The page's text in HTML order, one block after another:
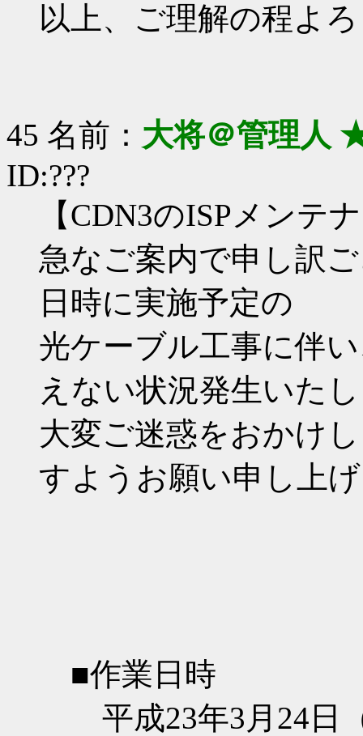
以上、ご理解の程よ
45 名前： 大将＠管理人
ID:???
【CDN3のISPメンテ
急なご案内で申し訳
日時に実施予定の
光ケーブル工事に伴
えない状況発生いた
大変ご迷惑をおかけ
すようお願い申し上
■作業日時
平成23年3月24日（